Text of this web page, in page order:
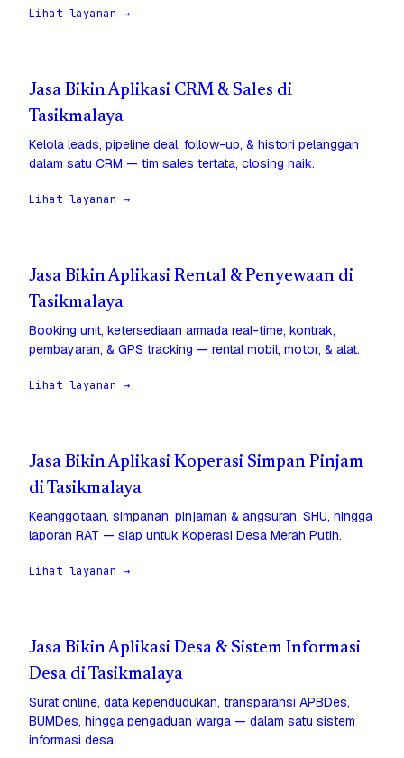
Lihat layanan →
Jasa Bikin Aplikasi CRM & Sales di
Tasikmalaya
Kelola leads, pipeline deal, follow-up, & histori pelanggan
dalam satu CRM — tim sales tertata, closing naik.
Lihat layanan →
Jasa Bikin Aplikasi Rental & Penyewaan di
Tasikmalaya
Booking unit, ketersediaan armada real-time, kontrak,
pembayaran, & GPS tracking — rental mobil, motor, & alat.
Lihat layanan →
Jasa Bikin Aplikasi Koperasi Simpan Pinjam
di Tasikmalaya
Keanggotaan, simpanan, pinjaman & angsuran, SHU, hingga
laporan RAT — siap untuk Koperasi Desa Merah Putih.
Lihat layanan →
Jasa Bikin Aplikasi Desa & Sistem Informasi
Desa di Tasikmalaya
Surat online, data kependudukan, transparansi APBDes,
BUMDes, hingga pengaduan warga — dalam satu sistem
informasi desa.